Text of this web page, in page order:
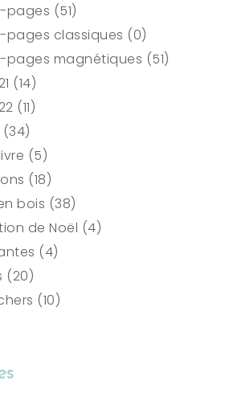
produits
pages 5151
produits
pages classiques 00
produit
pages magnétiques 5151
1414
produits
1111
3434
produits
55
produits
1818
produits
bois 3838
produits
de Noël 44
44
2020
produits
1010